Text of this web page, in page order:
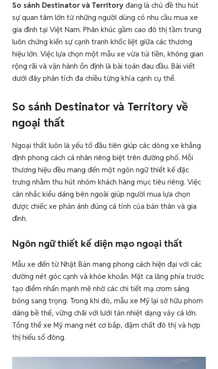
So sánh Destinator và Territory đang là chủ đề thu hút
sự quan tâm lớn từ những người dùng có nhu cầu mua xe
gia đình tại Việt Nam. Phân khúc gầm cao đô thị tầm trung
luôn chứng kiến sự cạnh tranh khốc liệt giữa các thương
hiệu lớn. Việc lựa chọn một mẫu xe vừa túi tiền, không gian
rộng rãi và vận hành ổn định là bài toán đau đầu. Bài viết
dưới đây phân tích đa chiều từng khía cạnh cụ thể.
So sánh Destinator và Territory về
ngoại thất
Ngoại thất luôn là yếu tố đầu tiên giúp các dòng xe khẳng
định phong cách cá nhân riêng biệt trên đường phố. Mỗi
thương hiệu đều mang đến một ngôn ngữ thiết kế đặc
trưng nhằm thu hút nhóm khách hàng mục tiêu riêng. Việc
cân nhắc kiểu dáng bên ngoài giúp người mua lựa chọn
được chiếc xe phản ánh đúng cá tính của bản thân và gia
đình.
Ngôn ngữ thiết kế diện mạo ngoại thất
Mẫu xe đến từ Nhật Bản mang phong cách hiện đại với các
đường nét góc cạnh và khỏe khoắn. Mặt ca lăng phía trước
tạo điểm nhấn mạnh mẽ nhờ các chi tiết mạ crom sáng
bóng sang trọng. Trong khi đó, mẫu xe Mỹ lại sở hữu phom
dáng bề thế, vững chãi với lưới tản nhiệt dạng vảy cá lớn.
Tổng thể xe Mỹ mang nét cơ bắp, đậm chất đô thị và hợp
thị hiếu số đông.